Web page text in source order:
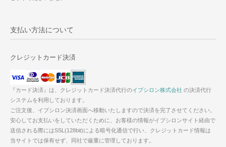
支払い方法について
クレジットカード決済
『カード決済』は、クレジットカード決済代行のイプシロン株式会社 の決済代行
システムを利用しております。
ご注文後、イプシロン決済画面へ移動いたしますので決済を完了させてください。
安心してお支払いをしていただくために、お客様の情報がイプシロンサイト経由で
送信される際にはSSL(128bit)による暗号化通信で行い、クレジットカード情報は
当サイトでは保有せず、同社で厳重に管理しております。